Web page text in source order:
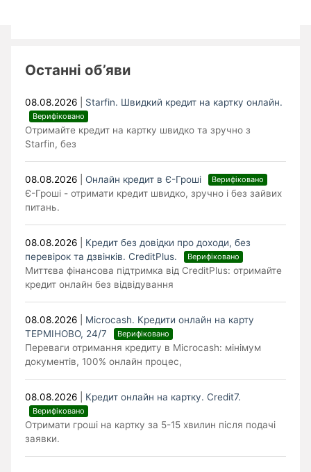
Останні об’яви
08.08.2026 Starfin. Швидкий кредит на картку онлайн.
Верифіковано
Отримайте кредит на картку швидко та зручно з
Starfin, без
08.08.2026 |Онлайн кредит в Є-Гроші Верифіковано
Є-Гроші - отримати кредит швидко, зручно і без зайвих
питань.
08.08.2026
Кредит без довідки про доходи, без
перевірок та дзвінків. CreditPlus.
Верифіковано
Миттєва фінансова підтримка від CreditPlus: отримайте
кредит онлайн без відвідування
08.08.2026
Microcash. Кредити онлайн на карту
ТЕРМІНОВО, 24/7
Верифіковано
Переваги отримання кредиту в Microcash: мінімум
документів, 100% онлайн процес,
08.08.2026 Кредит онлайн на картку. Credit7.
Верифіковано
Отримати гроші на картку за 5-15 хвилин після подачі
заявки.